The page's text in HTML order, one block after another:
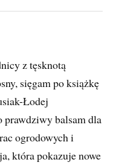
z tęsknotą
sięgam po książkę
Łodej
prawdziwy balsam dla
ogrodowych i
która pokazuje nowe